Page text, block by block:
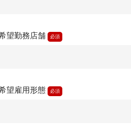
望勤務店舗 必須
望雇用形態 必須